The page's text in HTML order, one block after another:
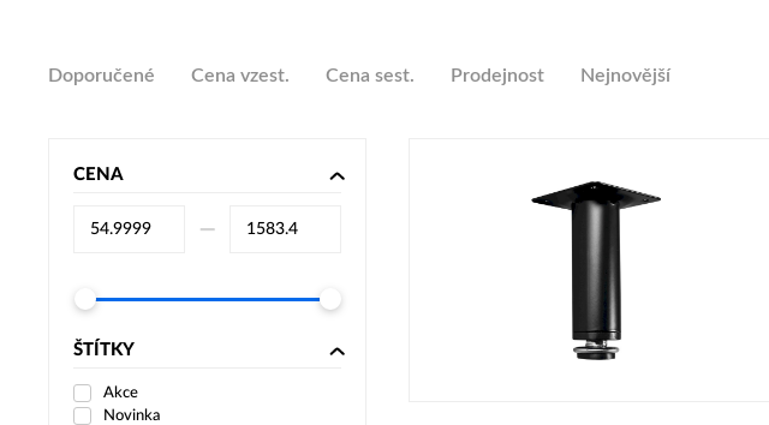
Doporučené Cena vzest. Cena sest. Prodejnost Nejnovější
CENA
–⁠
ŠTÍTKY
Akce
Novinka